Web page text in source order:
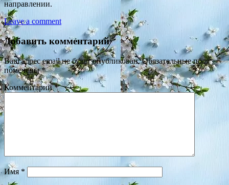
направлении.
Leave a comment
Добавить комментарий
Ваш адрес email не будет опубликован. Обязательные поля
помечены*
Комментарий*
Имя *